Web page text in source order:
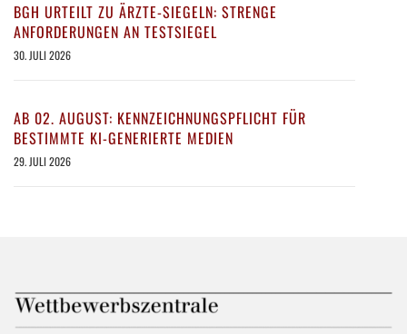
BGH URTEILT ZU ÄRZTE-SIEGELN: STRENGE
ANFORDERUNGEN AN TESTSIEGEL
30. JULI 2026
AB 02. AUGUST: KENNZEICHNUNGSPFLICHT FÜR
BESTIMMTE KI-GENERIERTE MEDIEN
29. JULI 2026